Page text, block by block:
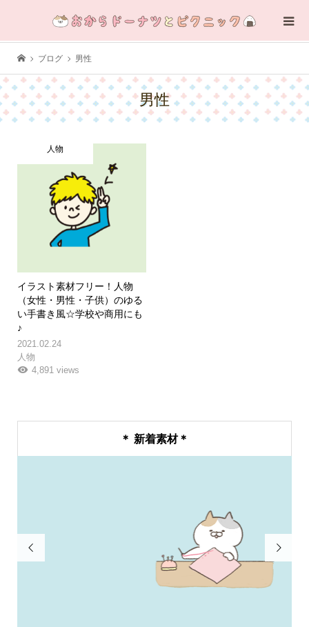
ブログ 男性
男性
人物
イラスト素材フリー！人物
（女性・男性・子供）のゆる
い手書き風☆学校や商用にも
♪
2021.02.24
人物
4,891 views
＊ 新着素材＊
 